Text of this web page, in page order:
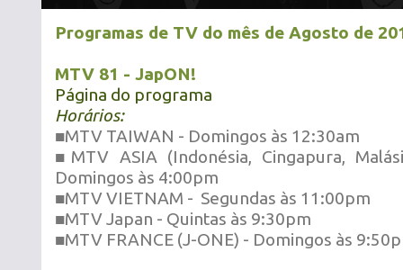
Programas de TV do mês de Agosto de
MTV 81 - JapON!
Página do programa
Horários:
■MTV TAIWAN - Domingos às 12:30am
■MTV ASIA (Indonésia, Cingapura,
Domingos às 4:00pm
■MTV VIETNAM - Segundas às 11:00pm
■MTV Japan - Quintas às 9:30pm
■MTV FRANCE (J-ONE) - Domingos às